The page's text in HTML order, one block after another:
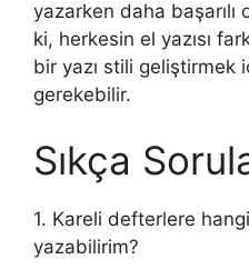
yazarken daha başarılı
ki, herkesin el yazısı
bir yazı stili geliştirmek
gerekebilir.
Sıkça
1. Kareli defterlere
yazabilirim?